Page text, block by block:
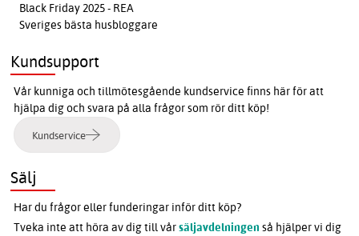
Black Friday 2025 - REA
Sveriges bästa husbloggare
Kundsupport
Vår kunniga och tillmötesgående kundservice finns här för att
hjälpa dig och svara på alla frågor som rör ditt köp!
Kundservice
Sälj
Har du frågor eller funderingar inför ditt köp?
Tveka inte att höra av dig till vårsäljavdelningen så hjälper vi dig